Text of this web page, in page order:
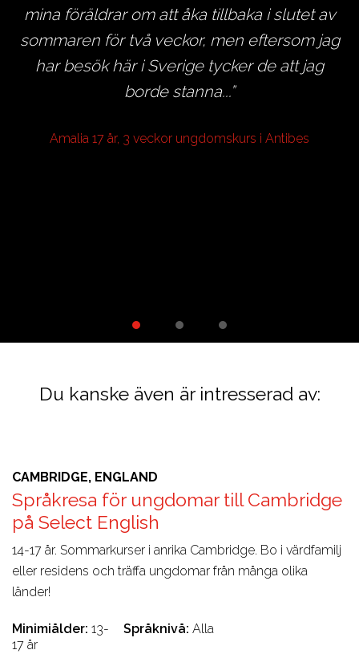
mina föräldrar om att åka tillbaka i slutet av
sommaren för två veckor, men eftersom jag
har besök här i Sverige tycker de att jag
borde stanna...
Amalia 17 år, 3 veckor ungdomskurs i Antibes
Du kanske även är intresserad av:
CAMBRIDGE, ENGLAND
Språkresa för ungdomar till Cambridge
på Select English
14-17 år. Sommarkurser i anrika Cambridge. Bo i värdfamilj
eller residens och träffa ungdomar från många olika
länder!
Minimiålder 13-
17 år
Språknivå Alla